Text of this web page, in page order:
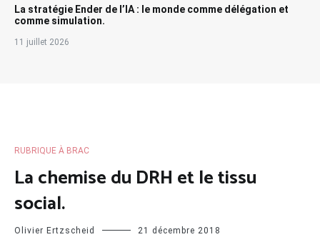
La stratégie Ender de l’IA : le monde comme délégation et
comme simulation.
11 juillet 2026
RUBRIQUE À BRAC
La chemise du DRH et le tissu
social.
Olivier Ertzscheid 21 décembre 2018